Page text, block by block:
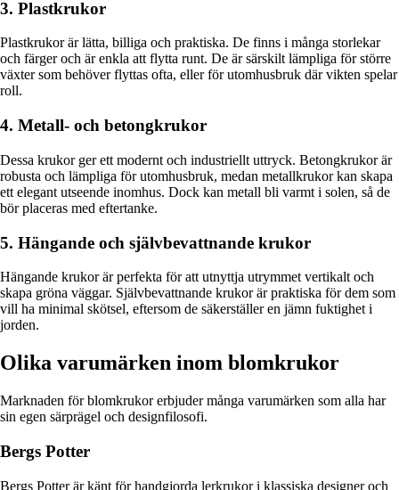
3. Plastkrukor
Plastkrukor är lätta, billiga och praktiska. De finns i många storlekar
och färger och är enkla att flytta runt. De är särskilt lämpliga för större
växter som behöver flyttas ofta, eller för utomhusbruk där vikten spelar
roll.
4. Metall- och betongkrukor
Dessa krukor ger ett modernt och industriellt uttryck. Betongkrukor är
robusta och lämpliga för utomhusbruk, medan metallkrukor kan skapa
ett elegant utseende inomhus. Dock kan metall bli varmt i solen, så de
bör placeras med eftertanke.
5. Hängande och självbevattnande krukor
Hängande krukor är perfekta för att utnyttja utrymmet vertikalt och
skapa gröna väggar. Självbevattnande krukor är praktiska för dem som
vill ha minimal skötsel, eftersom de säkerställer en jämn fuktighet i
jorden.
Olika varumärken inom blomkrukor
Marknaden för blomkrukor erbjuder många varumärken som alla har
sin egen särprägel och designfilosofi.
Bergs Potter
Bergs Potter är känt för handgjorda lerkrukor i klassiska designer och